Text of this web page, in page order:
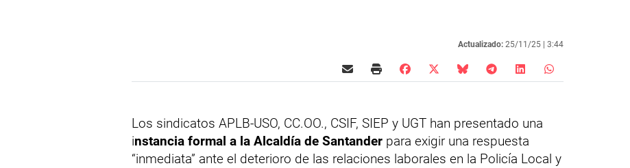
Actualizado: 25/11/25 | 3:44
Los sindicatos APLB-USO, CC.OO., CSIF, SIEP y UGT han presentado una
instancia formal a la Alcaldía de Santander para exigir una respuesta
“inmediata” ante el deterioro de las relaciones laborales en la Policía Local y